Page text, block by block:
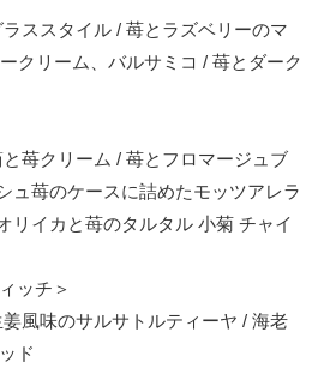
ススタイル / 苺とラズベリーのマ
クリーム、バルサミコ / 苺とダーク
苺クリーム / 苺とフロマージュブ
ュ苺のケースに詰めたモッツアレラ
リイカと苺のタルタル 小菊 チャイ
ッチ＞
風味のサルサトルティーヤ / 海老
ド